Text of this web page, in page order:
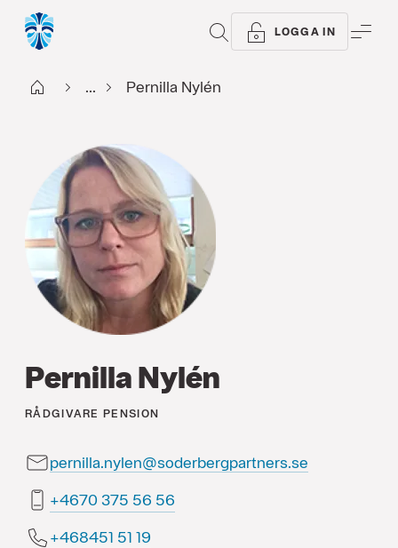
SÖK LOGGA IN
Start ... Pernilla Nylén
Pernilla Nylén
RÅDGIVARE PENSION
pernilla.nylen@soderbergpartners.se
65 65 573 0764+
91 15 154864+